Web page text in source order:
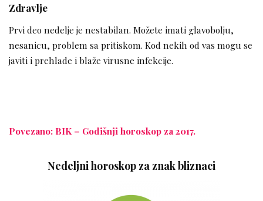
Zdravlje
Prvi deo nedelje je nestabilan. Možete imati glavobolju,
nesanicu, problem sa pritiskom. Kod nekih od vas mogu se
javiti i prehlade i blaže virusne infekcije.
Povezano: BIK – Godišnji horoskop za 2017.
Nedeljni horoskop za znak bliznaci